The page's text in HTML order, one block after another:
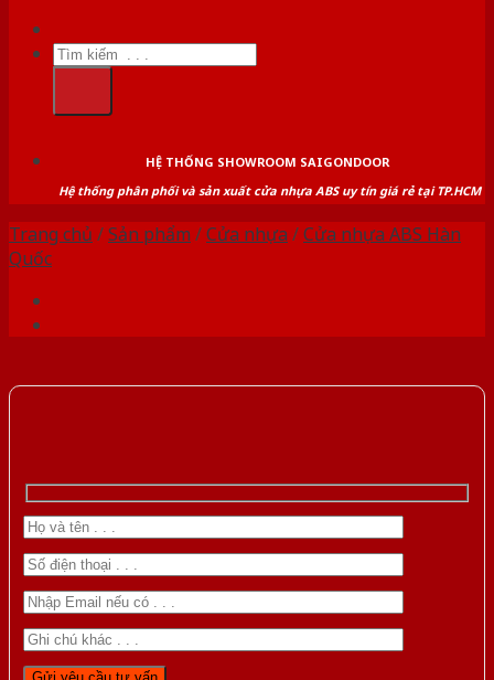
Tìm
kiếm:
HỆ THỐNG SHOWROOM SAIGONDOOR
Hệ thống phân phối và sản xuất cửa nhựa ABS uy tín giá rẻ tại TP.HCM
Trang chủ /Sản phẩm /Cửa nhựa /Cửa nhựa ABS Hàn
Quốc